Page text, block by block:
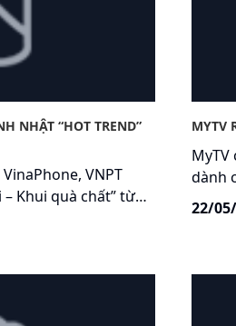
NHẬT “HOT TREND”
VNPT
Khui quà chất” từ
gần 40 triệu khách
MYTV
MyTV
dành
Với
22/